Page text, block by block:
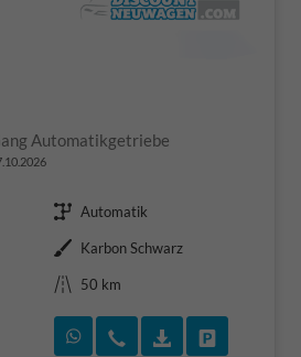
Automatikgetriebe
Getriebe Automatik
Außenfarbe Karbon Schwarz
Kilometerstand 50 km
Rückruf vereinbaren
Wir rufen Sie an